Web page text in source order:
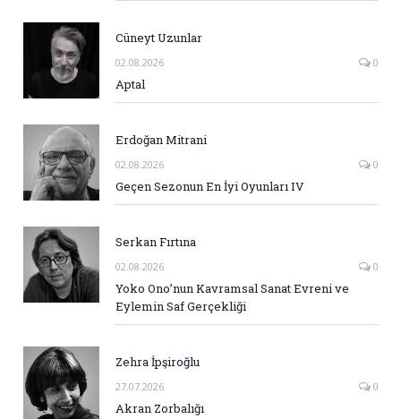
Cüneyt Uzunlar
02.08.2026 0
Aptal
Erdoğan Mitrani
02.08.2026 0
Geçen Sezonun En İyi Oyunları IV
Serkan Fırtına
02.08.2026 0
Yoko Ono’nun Kavramsal Sanat Evreni ve
Eylemin Saf Gerçekliği
Zehra İpşiroğlu
27.07.2026 0
Akran Zorbalığı